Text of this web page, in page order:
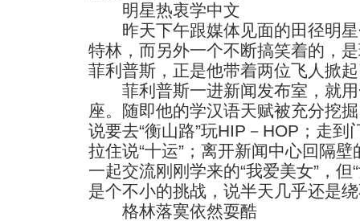
明星热衷学中文
昨天下午跟媒体见面的田径明星
特林，而另外一个不断搞笑着的，
菲利普斯，正是他带着两位飞人掀
菲利普斯一进新闻发布室，就用
座。随即他的学汉语天赋被充分挖
说要去“衡山路”玩HIP－HOP；走
拉住说“十运”；离开新闻中心回隔
一起交流刚刚学来的“我爱美女”，但
是个不小的挑战，说半天几乎还是
格林落寞依然耍酷